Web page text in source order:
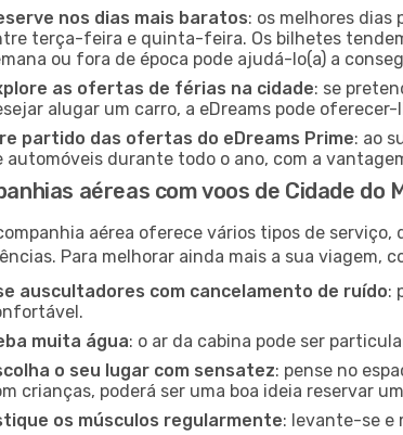
nos dias mais baratos: os melhores dias
terça-feira e quinta-feira. Os bilhetes
ou fora de época pode ajudá-lo(a) a
as ofertas de férias na cidade: se
alugar um carro, a eDreams pode
partido das ofertas do eDreams Prime: ao
automóveis durante todo o ano, com a
aéreas com voos de Cidade do
aérea oferece vários tipos de
Para melhorar ainda mais a sua viagem,
auscultadores com cancelamento de ruído:
muita água: o ar da cabina pode ser
o seu lugar com sensatez: pense no
crianças, poderá ser uma boa ideia reservar
os músculos regularmente: levante-se e